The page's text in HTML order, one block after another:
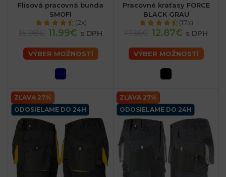
Flisová pracovná bunda
SMOFI
(2x)
11.99€ s DPH
VÝBER MOŽNOSTÍ
Pracovné kraťasy FORCE
BLACK GRAU
(17x)
12.87€ s DPH
VÝBER MOŽNOSTÍ
ZĽAVA 27%
ODOSIELAME DO 24H
ZĽAVA 27%
ODOSIELAME DO 24H